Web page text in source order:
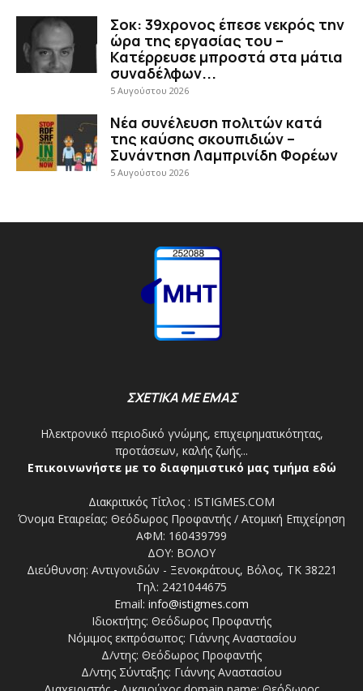
Σοκ: 39χρονος έπεσε νεκρός την
ώρα της εργασίας του –
Κατέρρευσε μπροστά στα μάτια
συναδέλφων...
5 Αυγούστου 2026
Νέα συνέλευση πολιτών κατά
της καύσης σκουπιδιών –
Συνάντηση Λαμπρινίδη Φορέων
5 Αυγούστου 2026
ΣΧΕΤΙΚΑ ΜΕ ΕΜΑΣ
Ηλεκτρονικό περιοδικό γνώμης, επιχειρηματικότητας,
προτάσεων, καλής ζωής...
Επικοινωνήστε με το διαφημιστικό μας τμήμα εδώ
Διακριτικός Τίτλος : ISTIGMES.COM
Όνομα Εταιρείας: Θεόδωρος Προφαντής / Ατομική Επιχείρηση
ΑΦΜ: 160439799
ΔΟΥ: ΒΟΛΟΥ
Διεύθυνση: Αντιγονιδών - Ξενοκράτους, Βόλος, ΤΚ 38221
Τηλ: 2421044675
Email: info@istigmes.com
Ιδιοκτήτης: Θεόδωρος Προφαντής
Νόμιμος εκπρόσωπος: Γιάννης Αναστασίου
Δ/ντης: Θεόδωρος Προφαντής
Δ/ντης Σύνταξης: Γιάννης Αναστασίου